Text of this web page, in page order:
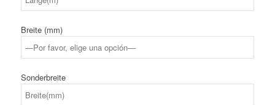
Breite (mm)
Sonderbreite